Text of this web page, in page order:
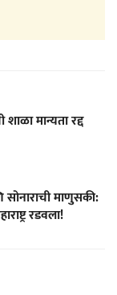
मान्यता रद्द
माणुसकी:
रडवला!